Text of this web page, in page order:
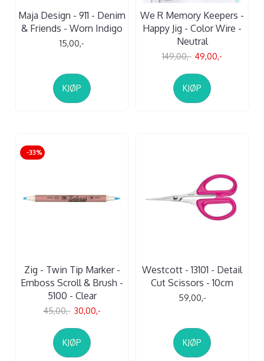
Maja Design - 911 - Denim
& Friends - Worn Indigo
15,00,-
KJØP
We R Memory Keepers -
Happy Jig - Color Wire -
Neutral
149,00,- 49,00,-
KJØP
-33%
Zig - Twin Tip Marker -
Emboss Scroll & Brush -
5100 - Clear
45,00,- 30,00,-
KJØP
Westcott - 13101 - Detail
Cut Scissors - 10cm
59,00,-
KJØP